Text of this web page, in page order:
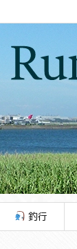
釣行